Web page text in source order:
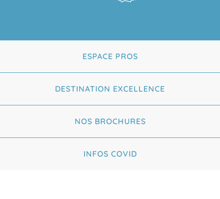
ESPACE PROS
DESTINATION EXCELLENCE
NOS BROCHURES
INFOS COVID